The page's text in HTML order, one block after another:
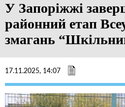
У Запоріжжі
районний етап
змагань
17.11.2025, 14:07